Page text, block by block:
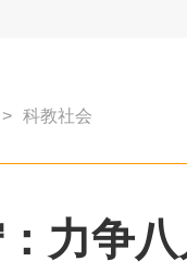
> 科教社会
力争